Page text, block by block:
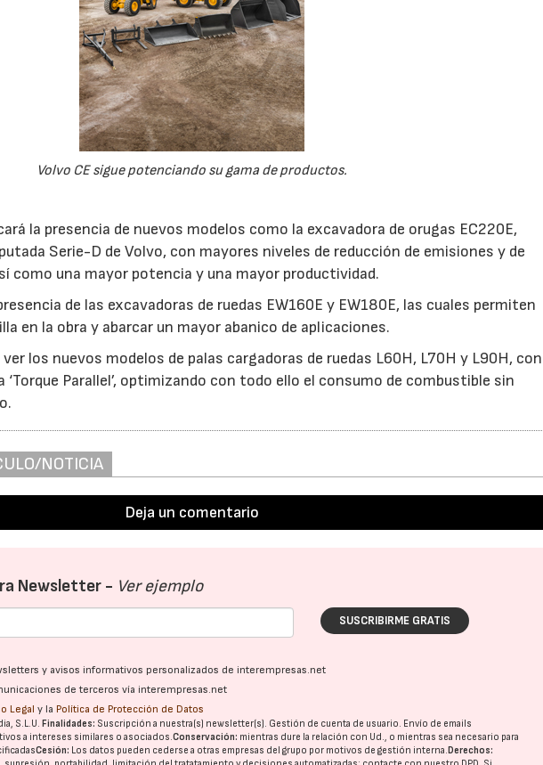
Volvo CE sigue potenciando su gama de productos.
la presencia de nuevos modelos como la excavadora de orugas EC220E,
Serie-D de Volvo, con mayores niveles de reducción de emisiones y de
como una mayor potencia y una mayor productividad.
de las excavadoras de ruedas EW160E y EW180E, las cuales permiten
en la obra y abarcar un mayor abanico de aplicaciones.
los nuevos modelos de palas cargadoras de ruedas L60H, L70H y L90H, con
Parallel’, optimizando con todo ello el consumo de combustible sin
NOTICIA
Deja un comentario
Newsletter - Ver ejemplo
SUSCRIBIRME GRATIS
y avisos informativos personalizados de interempresas.net
de terceros vía interempresas.net
Legal y la Política de Protección de Datos
S.L.U. Finalidades: Suscripción a nuestra(s) newsletter(s). Gestión de cuenta de usuario. Envío de emails
a intereses similares o asociados.Conservación: mientras dure la relación con Ud., o mientras sea necesario para
Cesión: Los datos pueden cederse a otras empresas del grupo por motivos de gestión interna. Derechos: